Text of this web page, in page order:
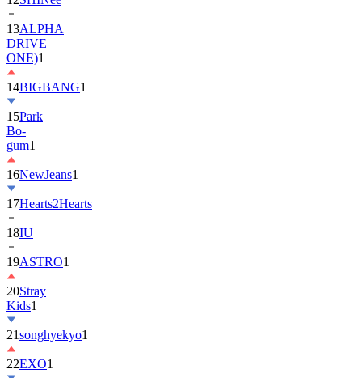
DRIVE
ONE)1
14BIGBANG
15Park
Bo-
gum1
16NewJeans
17Hearts2Hearts
18IU
19ASTRO
20Stray
Kids
21songhyekyo
22EXO1
23TXT